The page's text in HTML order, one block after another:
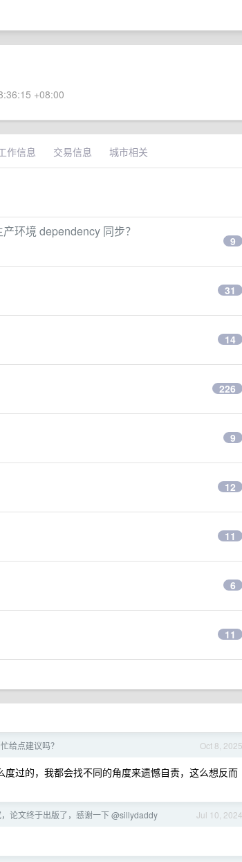
+08:00
作信息 交易信息 城市相关
环境 dependency 同步？
9
31
14
226
9
12
11
6
11
Oct 8, 2025
给点建议吗？
过的，我都会找不同的角度来遗憾自责，这么想反而
Jul 10, 2024
论文终于出版了，感谢一下 @sillydaddy